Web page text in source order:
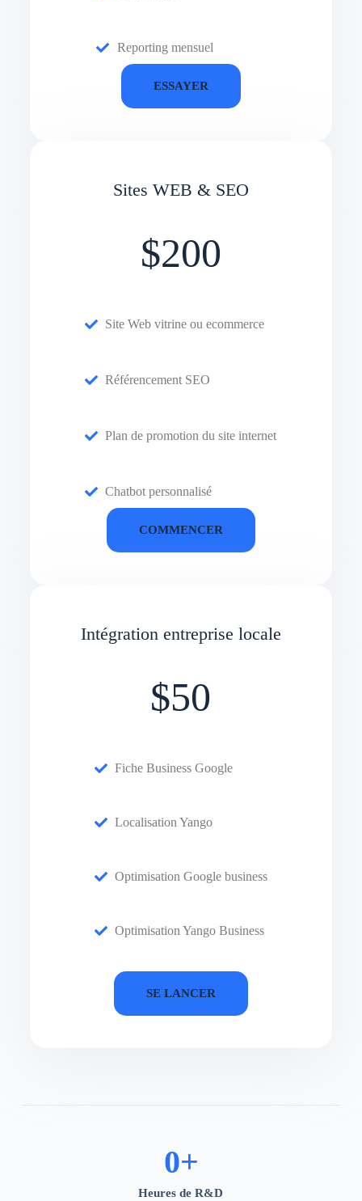
Reporting mensuel
ESSAYER
Sites WEB & SEO
$200
Site Web vitrine ou ecommerce
Référencement SEO
Plan de promotion du site internet
Chatbot personnalisé
COMMENCER
Intégration entreprise locale
$50
Fiche Business Google
Localisation Yango
Optimisation Google business
Optimisation Yango Business
SE LANCER
Heures de R&D
0+